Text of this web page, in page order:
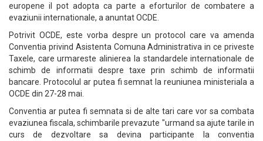
europene il pot adopta ca parte a eforturilor de combatere a
evaziunii internationale, a anuntat OCDE.
Potrivit OCDE, este vorba despre un protocol care va amenda
Conventia privind Asistenta Comuna Administrativa in ce priveste
Taxele, care urmareste alinierea la standardele internationale de
schimb de informatii despre taxe prin schimb de informatii
bancare. Protocolul ar putea fi semnat la reuniunea ministeriala a
OCDE din 27-28 mai.
Conventia ar putea fi semnata si de alte tari care vor sa combata
evaziunea fiscala, schimbarile prevazute "urmand sa ajute tarile in
curs de dezvoltare sa devina participante la conventia